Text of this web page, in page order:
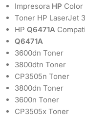
Impresora HP Color
Toner HP LaserJet
HP Q6471A
Q6471A
3600dn Toner
3800dtn Toner
CP3505n Toner
3800dn Toner
3600n Toner
CP3505x Toner